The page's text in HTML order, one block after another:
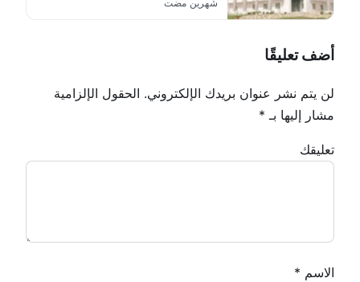
شهرين مضت
أضف تعليقًا
لن يتم نشر عنوان بريدك الإلكتروني. الحقول الإلزامية
مشار إليها بـ *
تعليقك
الاسم *